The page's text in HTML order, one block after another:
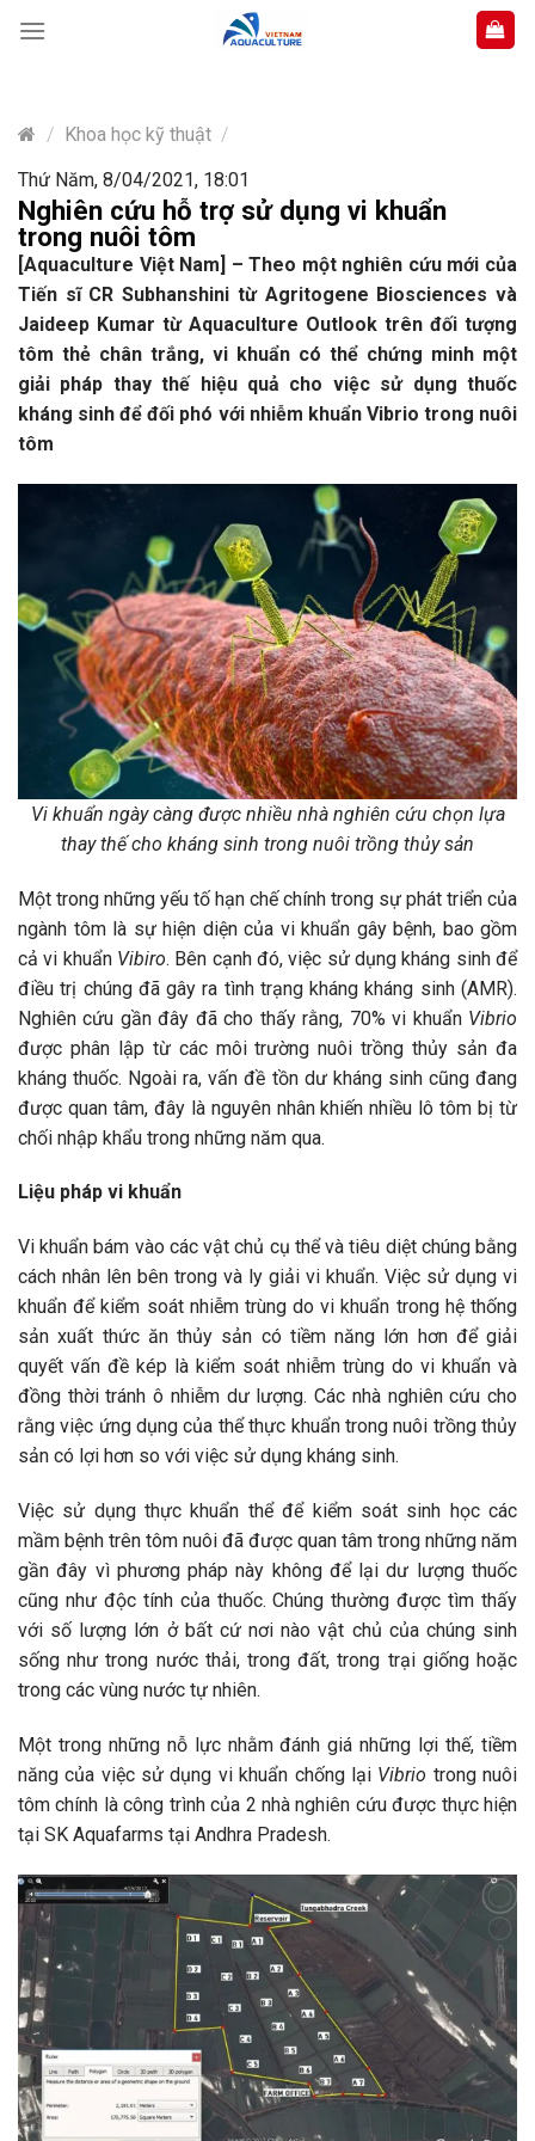
content
/ Khoa học kỹ thuật /
Thứ Năm, 8/04/2021, 18:01
Nghiên cứu hỗ trợ sử dụng vi khuẩn
trong nuôi tôm
[Aquaculture Việt Nam] – Theo một nghiên cứu mới của
Tiến sĩ CR Subhanshini từ Agritogene Biosciences và
Jaideep Kumar từ Aquaculture Outlook trên đối tượng
tôm thẻ chân trắng, vi khuẩn có thể chứng minh một
giải pháp thay thế hiệu quả cho việc sử dụng thuốc
kháng sinh để đối phó với nhiễm khuẩn Vibrio trong nuôi
tôm
Vi khuẩn ngày càng được nhiều nhà nghiên cứu chọn lựa
thay thế cho kháng sinh trong nuôi trồng thủy sản
Một trong những yếu tố hạn chế chính trong sự phát triển của
ngành tôm là sự hiện diện của vi khuẩn gây bệnh, bao gồm
cả vi khuẩn Vibiro. Bên cạnh đó, việc sử dụng kháng sinh để
điều trị chúng đã gây ra tình trạng kháng kháng sinh (AMR).
Nghiên cứu gần đây đã cho thấy rằng, 70% vi khuẩn Vibrio
được phân lập từ các môi trường nuôi trồng thủy sản đa
kháng thuốc. Ngoài ra, vấn đề tồn dư kháng sinh cũng đang
được quan tâm, đây là nguyên nhân khiến nhiều lô tôm bị từ
chối nhập khẩu trong những năm qua.
Liệu pháp vi khuẩn
Vi khuẩn bám vào các vật chủ cụ thể và tiêu diệt chúng bằng
cách nhân lên bên trong và ly giải vi khuẩn. Việc sử dụng vi
khuẩn để kiểm soát nhiễm trùng do vi khuẩn trong hệ thống
sản xuất thức ăn thủy sản có tiềm năng lớn hơn để giải
quyết vấn đề kép là kiểm soát nhiễm trùng do vi khuẩn và
đồng thời tránh ô nhiễm dư lượng. Các nhà nghiên cứu cho
rằng việc ứng dụng của thể thực khuẩn trong nuôi trồng thủy
sản có lợi hơn so với việc sử dụng kháng sinh.
Việc sử dụng thực khuẩn thể để kiểm soát sinh học các
mầm bệnh trên tôm nuôi đã được quan tâm trong những năm
gần đây vì phương pháp này không để lại dư lượng thuốc
cũng như độc tính của thuốc. Chúng thường được tìm thấy
với số lượng lớn ở bất cứ nơi nào vật chủ của chúng sinh
sống như trong nước thải, trong đất, trong trại giống hoặc
trong các vùng nước tự nhiên.
Một trong những nỗ lực nhằm đánh giá những lợi thế, tiềm
năng của việc sử dụng vi khuẩn chống lại Vibrio trong nuôi
tôm chính là công trình của 2 nhà nghiên cứu được thực hiện
tại SK Aquafarms tại Andhra Pradesh.